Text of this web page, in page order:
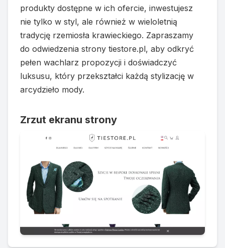
produkty dostępne w ich ofercie, inwestujesz
nie tylko w styl, ale również w wieloletnią
tradycję rzemiosła krawieckiego. Zapraszamy
do odwiedzenia strony tiestore.pl, aby odkryć
pełen wachlarz propozycji i doświadczyć
luksusu, który przekształci każdą stylizację w
arcydzieło mody.
Zrzut ekranu strony